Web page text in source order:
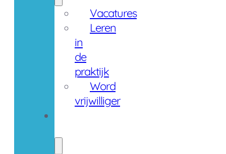
Vacatures
Leren
in
de
praktijk
Word
vrijwilliger